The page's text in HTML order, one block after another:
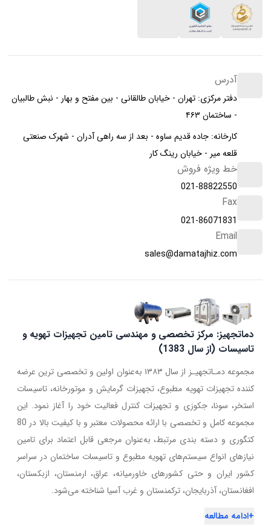
آدرس
دفتر مرکزی: تهران - خیابان طالقانی - بین مفتح و بهار - نبش طالبیان
- ساختمان ۴۶۳
کارخانه: جاده قدیم ساوه - بعد از سه راهی آدران - شهرک صنعتی
قلعه میر - خیابان رینگ کار
خط ویژه فروش
021-88822550
Fax
021-86071831
Email
sales@damatajhiz.com
دماتجهیز: مرکز تخصصی و مهندسی تامین تجهیزات تهویه و
تاسیسات (از سال 1383)
مجموعه دمـاتجهیـز از سال ۱۳۸۳ به‌عنوان اولین و تخصصی ترین عرضه
کننده تجهیزات تهویه مطبوع، تجهیزات گرمایش و موتورخانه، تاسیسات
استخر، سونا، جکوزی و تجهیزات کنترل فعالیت خود را آغاز نمود. این
مجموعه کامل و تخصصی با ارائه محصولات معتبر و با کیفیت بالا در 80
کتگوری و دسته بندی مرتبط، به‌عنوان مرجعی قابل اعتماد برای تامین
نیازهای انواع سیستم‌های تهویه مطبوع و تاسیسات ساختمان در سراسر
کشور ایران و حتی کشورهای خاورمیانه، عراق، ارمنستان، ازبکستان،
افغانستان، آذربایجان، ترکمنستان و غرب آسیا شناخته می‌شود.
+ادامه مطالعه